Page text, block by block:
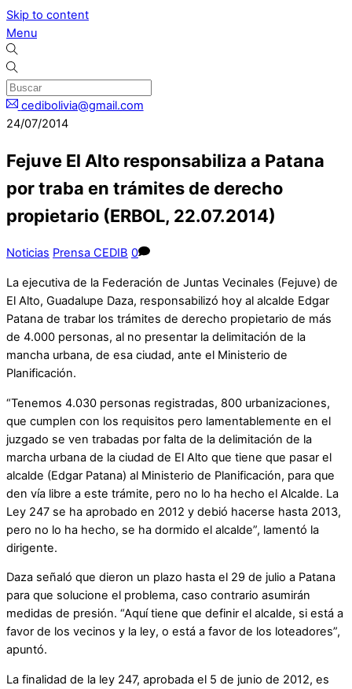
Skip to content
Menu
cedibolivia@gmail.com
24/07/2014
Fejuve El Alto responsabiliza a Patana
por traba en trámites de derecho
propietario (ERBOL, 22.07.2014)
Noticias Prensa CEDIB 0
La ejecutiva de la Federación de Juntas Vecinales (Fejuve) de
El Alto, Guadalupe Daza, responsabilizó hoy al alcalde Edgar
Patana de trabar los trámites de derecho propietario de más
de 4.000 personas, al no presentar la delimitación de la
mancha urbana, de esa ciudad, ante el Ministerio de
Planificación.
“Tenemos 4.030 personas registradas, 800 urbanizaciones,
que cumplen con los requisitos pero lamentablemente en el
juzgado se ven trabadas por falta de la delimitación de la
marcha urbana de la ciudad de El Alto que tiene que pasar el
alcalde (Edgar Patana) al Ministerio de Planificación, para que
den vía libre a este trámite, pero no lo ha hecho el Alcalde. La
Ley 247 se ha aprobado en 2012 y debió hacerse hasta 2013,
pero no lo ha hecho, se ha dormido el alcalde”, lamentó la
dirigente.
Daza señaló que dieron un plazo hasta el 29 de julio a Patana
para que solucione el problema, caso contrario asumirán
medidas de presión. “Aquí tiene que definir el alcalde, si está a
favor de los vecinos y la ley, o está a favor de los loteadores”,
apuntó.
La finalidad de la ley 247, aprobada el 5 de junio de 2012, es